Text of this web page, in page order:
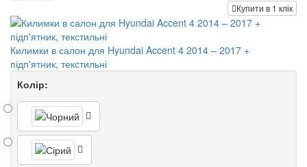
Купити в 1 клік
Килимки в салон для Hyundai Accent 4 2014 – 2017 +
підп'ятник, текстильні
Колір: